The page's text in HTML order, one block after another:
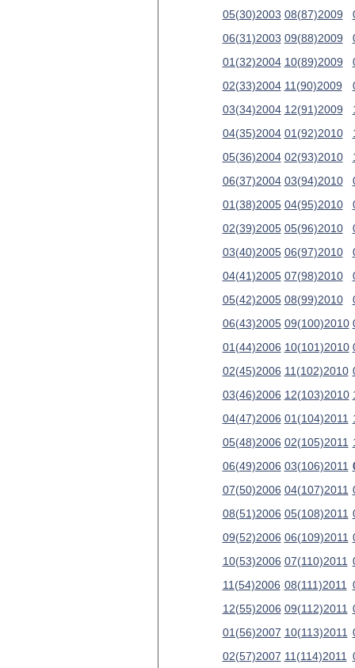
05(30)2003
06(31)2003
01(32)2004
02(33)2004
03(34)2004
04(35)2004
05(36)2004
06(37)2004
01(38)2005
02(39)2005
03(40)2005
04(41)2005
05(42)2005
06(43)2005
01(44)2006
02(45)2006
03(46)2006
04(47)2006
05(48)2006
06(49)2006
07(50)2006
08(51)2006
09(52)2006
10(53)2006
11(54)2006
12(55)2006
01(56)2007
02(57)2007
08(87)2009
09(88)2009
10(89)2009
11(90)2009
12(91)2009
01(92)2010
02(93)2010
03(94)2010
04(95)2010
05(96)2010
06(97)2010
07(98)2010
08(99)2010
09(100)2010
10(101)2010
11(102)2010
12(103)2010
01(104)2011
02(105)2011
03(106)2011
04(107)2011
05(108)2011
06(109)2011
07(110)2011
08(111)2011
09(112)2011
10(113)2011
11(114)2011